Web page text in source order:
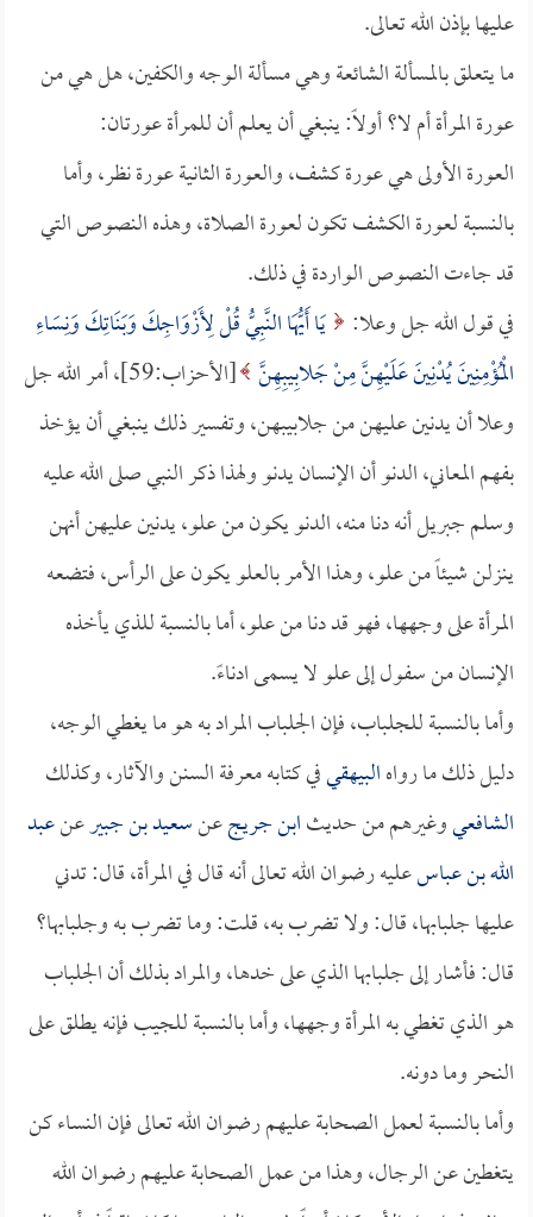
عليها بإذن الله تعالى.
ما يتعلق بالمسألة الشائعة وهي مسألة الوجه والكفين، هل هي من
عورة المرأة أم لا؟ أولاً: ينبغي أن يعلم أن للمرأة عورتان:
العورة الأولى هي عورة كشف، والعورة الثانية عورة نظر، وأما
بالنسبة لعورة الكشف تكون لعورة الصلاة، وهذه النصوص التي
قد جاءت النصوص الواردة في ذلك.
في قول الله جل وعلا: يَا أَيُّهَا النَّبِيُّ قُلْ لِأَزْوَاجِكَ وَبَنَاتِكَ وَنِسَاءِ
الْمُؤْمِنِينَ يُدْنِينَ عَلَيْهِنَّ مِنْ جَلابِيبِهِنَّ
[الأحزاب:59]، أمر الله جل
وعلا أن يدنين عليهن من جلابيبهن، وتفسير ذلك ينبغي أن يؤخذ
بفهم المعاني، الدنو أن الإنسان يدنو ولهذا ذكر النبي صلى الله عليه
وسلم جبريل أنه دنا منه، الدنو يكون من علو، يدنين عليهن أنهن
ينزلن شيئاً من علو، وهذا الأمر بالعلو يكون على الرأس، فتضعه
المرأة على وجهها، فهو قد دنا من علو، أما بالنسبة للذي يأخذه
الإنسان من سفول إلى علو لا يسمى ادناءً.
وأما بالنسبة للجلباب، فإن الجلباب المراد به هو ما يغطي الوجه،
دليل ذلك ما رواهالبيهقيفي كتابه معرفة السنن والآثار، وكذلك
الشافعيوغيرهم من حديثابن جريجعنسعيد بن جبيرعنعبد
الله بن عباسعليه رضوان الله تعالى أنه قال في المرأة، قال: تدني
عليها جلبابها، قال: ولا تضرب به، قلت: وما تضرب به وجلبابها؟
قال: فأشار إلى جلبابها الذي على خدها، والمراد بذلك أن الجلباب
هو الذي تغطي به المرأة وجهها، وأما بالنسبة للجيب فإنه يطلق على
النحر وما دونه.
وأما بالنسبة لعمل الصحابة عليهم رضوان الله تعالى فإن النساء كن
يتغطين عن الرجال، وهذا من عمل الصحابة عليهم رضوان الله